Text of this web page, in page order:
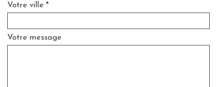
Votre ville *
Votre message